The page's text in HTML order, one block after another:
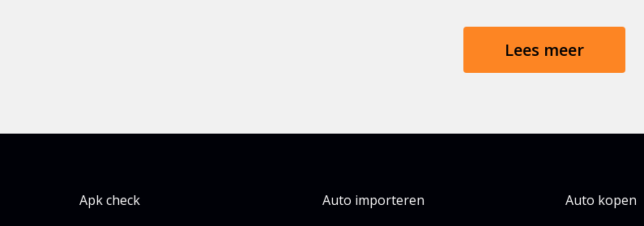
Lees meer
Apk check Auto importeren Auto kopen